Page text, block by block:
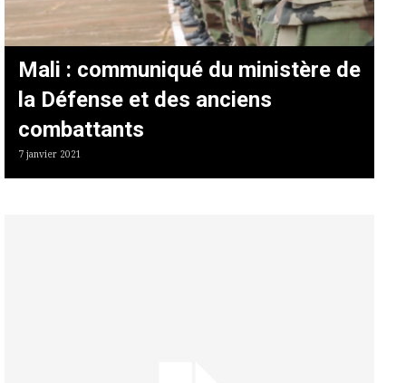
Mali : communiqué du ministère de
la Défense et des anciens
combattants
7 janvier 2021